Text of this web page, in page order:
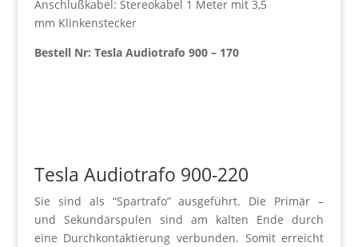
Anschlußkabel: Stereokabel 1 Meter mit 3,5
mm Klinkenstecker
Bestell Nr: Tesla Audiotrafo 900 – 170
Tesla Audiotrafo 900-220
Sie sind als “Spartrafo” ausgeführt. Die Primär –
und Sekundärspulen sind am kalten Ende durch
eine Durchkontaktierung verbunden. Somit erreicht